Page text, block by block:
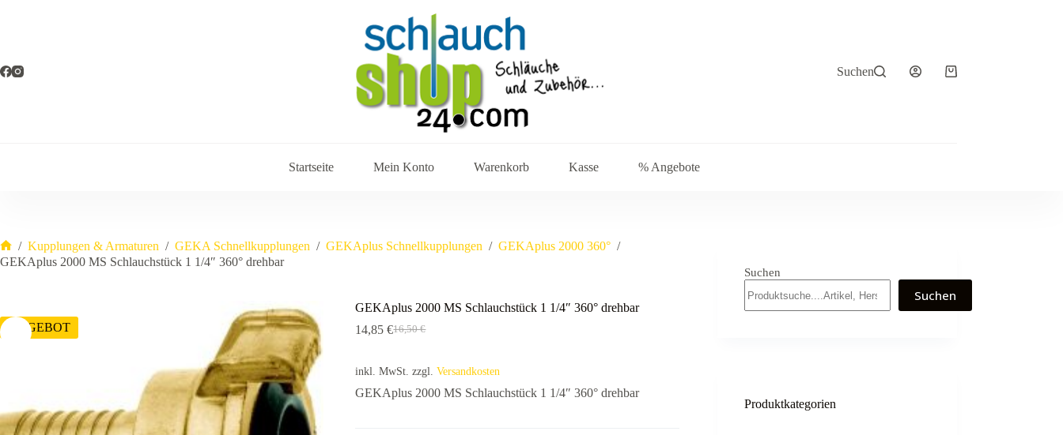
Suchen Warenkorb
Startseite Mein Konto Warenkorb Kasse % Angebote
Start
/ Kupplungen & Armaturen / GEKA Schnellkupplungen / GEKAplus Schnellkupplungen / GEKAplus 2000 360° /
GEKAplus 2000 MS Schlauchstück 1 1/4″ 360° drehbar
ANGEBOT
GEKAplus 2000 MS Schlauchstück 1 1/4″ 360° drehbar
16,50€
Ursprünglicher
16,50 €
14,85€Aktueller
14,85 €.
inkl. MwSt. zzgl.Versandkosten
GEKAplus 2000 MS Schlauchstück 1 1/4″ 360° drehbar
Suchen
Suchen
Produktkategorien